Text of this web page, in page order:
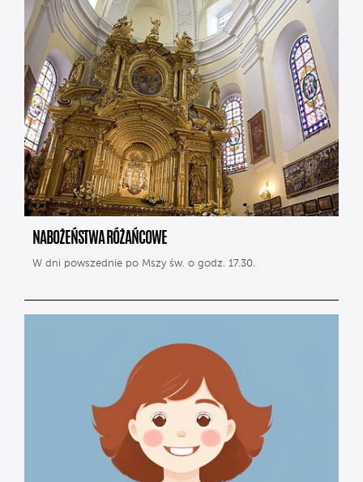
NABOŻEŃSTWA RÓŻAŃCOWE
W dni powszednie po Mszy św. o godz. 17.30.